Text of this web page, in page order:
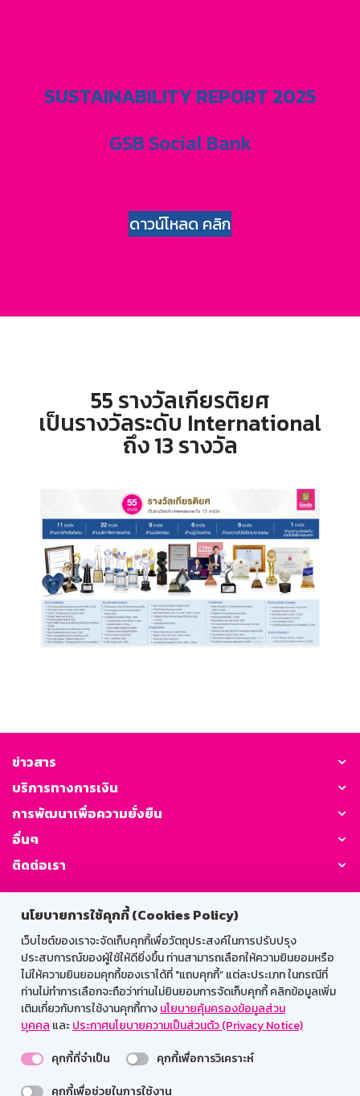
นโยบายการใช้คุกกี้ (Cookies Policy)
เว็บไซต์ของเราจะจัดเก็บคุกกี้เพื่อวัตถุประสงค์ในการปรับปรุง
ประสบการณ์ของผู้ใช้ให้ดียิ่งขึ้น ท่านสามารถเลือกให้ความยินยอมหรือ
ไม่ให้ความยินยอมคุกกี้ของเราได้ที่ "แถบคุกกี้” แต่ละประเภท ในกรณีที่
ท่านไม่ทำการเลือกจะถือว่าท่านไม่ยินยอมการจัดเก็บคุกกี้ คลิกข้อมูลเพิ่ม
เติมเกี่ยวกับการใช้งานคุกกี้ทางนโยบายคุ้มครองข้อมูลส่วน
บุคคล และประกาศนโยบายความเป็นส่วนตัว (Privacy Notice)
คุกกี้ที่จำเป็น
คุกกี้เพื่อการวิเคราะห์
คุกกี้เพื่อช่วยในการใช้งาน
SUSTAINABILITY REPORT 2025
GSB Social Bank
ดาวน์โหลด คลิก
55 รางวัลเกียรติยศ
เป็นรางวัลระดับ International
ถึง 13 รางวัล
ข่าวสาร
บริการทางการเงิน
การพัฒนาเพื่อความยั่งยืน
อื่นๆ
ติดต่อเรา
GSB Society:
สำหรับพนักงาน
Web HR
GSB Wisdom
M-Search
เข้าสู่ระบบเน็ตเมล